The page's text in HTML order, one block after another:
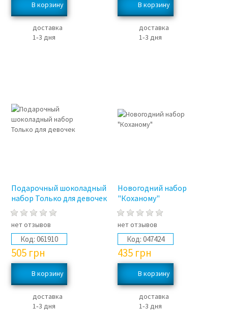
доставка
1‑3 дня
доставка
1‑3 дня
Подарочный шоколадный
набор Только для девочек
нет отзывов
Код: 061910
505 грн
доставка
1‑3 дня
Новогодний набор
"Коханому"
нет отзывов
Код: 047424
435 грн
доставка
1‑3 дня